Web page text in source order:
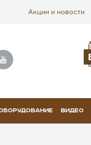
Акции и новости
ВИДЕО